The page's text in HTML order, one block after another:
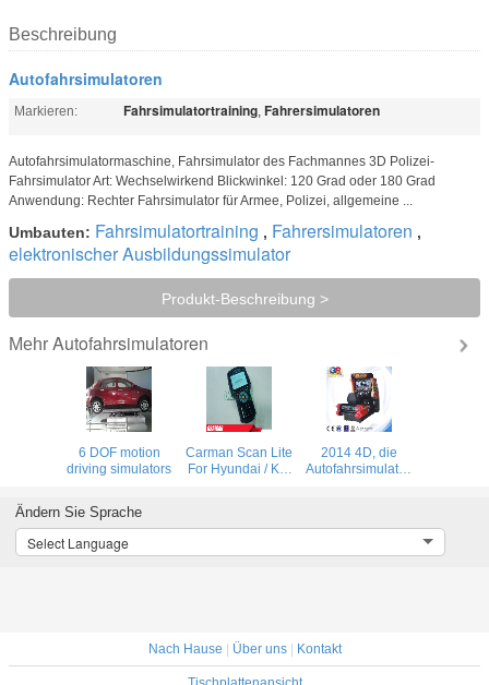
Beschreibung
Autofahrsimulatoren
Markieren: Fahrsimulatortraining, Fahrersimulatoren
Autofahrsimulatormaschine, Fahrsimulator des Fachmannes 3D Polizei-
Fahrsimulator Art: Wechselwirkend Blickwinkel: 120 Grad oder 180 Grad
Anwendung: Rechter Fahrsimulator für Armee, Polizei, allgemeine ...
Umbauten: Fahrsimulatortraining , Fahrersimulatoren ,
elektronischer Ausbildungssimulator
Produkt-Beschreibung >
Mehr Autofahrsimulatoren
6 DOF motion
driving simulators
Carman Scan Lite
For Hyundai / Kia
Compact Robust
2014 4D, die
Autofahrsimulator,
fahren
Ändern Sie Sprache
Select Language
Nach Hause | Über uns| Kontakt